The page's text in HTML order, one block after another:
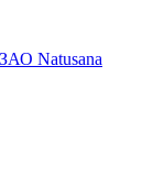
Natusana